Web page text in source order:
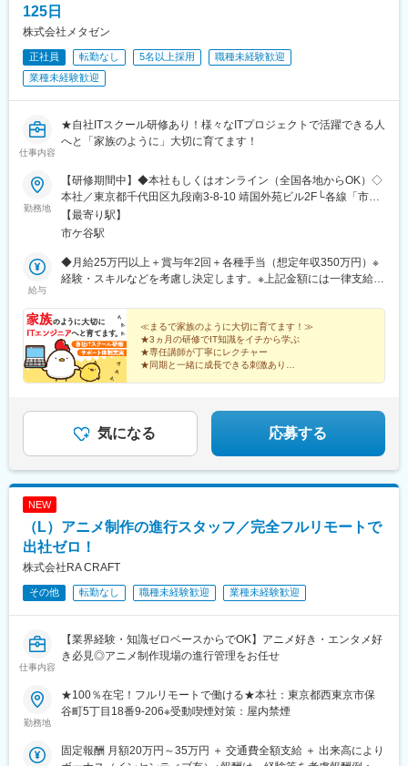
京都駅、三条駅(京都府)、烏丸駅、宇治駅(奈良線)、長岡京駅、名
古屋駅、名鉄名古屋駅、栄駅(愛知県)、伏見駅(愛知県)、久屋大通
駅、上前津駅、金山駅(愛知県)、千種駅、尾張一宮駅、東岡崎駅、
豊田市駅、豊橋駅、春日井駅(中央本線)、安城駅、博多駅、中洲川
端駅、天神駅、西鉄福岡駅、薬院駅、渡辺通駅、唐人町駅、千早
飯塚駅、西鉄二日市駅、さっぽろ駅、旭川駅、函館駅、苫小牧
駅、帯広駅、青森駅、弘前駅、八戸駅、五所川原駅、七戸十和田
本塩釜駅、古川駅、石巻駅、名取駅、秋田駅、横手駅、大曲駅(秋
田県)、西目駅、能代駅、山形駅、米沢駅、鶴岡駅、酒田駅、福島
駅(福島県)、会津若松駅、郡山駅(福島県)、いわき駅、水戸駅、つ
くば駅、土浦駅、古河駅、日立駅、宇都宮駅、小山駅、栃木駅、
足利駅、黒磯駅、高崎駅、中央前橋駅、伊勢崎駅、桐生駅、新潟
駅、長岡駅、高田駅(新潟県)、燕三条駅、加治駅、電鉄富山駅・エ
スタ前駅、高岡駅、魚津駅、庄川口駅、黒部駅、北鉄金沢駅、小
松駅、松任駅、加賀温泉駅、七尾駅、福井駅、敦賀駅、鯖江駅、
駅、長野駅、松本駅、上田駅、上諏訪駅、名鉄岐阜駅、大垣駅、
多治見駅、高山駅、新可児駅、静岡駅、浜松駅、沼津駅、三島
駅、富士駅、津駅、あすなろう四日市駅、伊勢市駅、桑名駅、松
阪駅、大津駅、彦根駅、草津駅(滋賀県)、長浜駅、近江八幡駅、神
戸三宮駅(阪神)、姫路駅、西宮北口駅、尼崎駅(阪神線)、明石駅、
駅、和歌山市駅、紀伊田辺駅、紀伊清水駅、鳥取駅、米子駅、倉
吉駅、境港駅、松江駅、電鉄出雲市駅、浜田駅、益田駅、安来
駅、岡山駅前駅、倉敷駅、津山駅、宇野駅、新見駅、広島駅、立
町駅、呉駅、尾道駅、下関駅、山口駅(山口県)、琴芝駅、徳山駅、
岩国駅、徳島駅、鳴門駅、阿南駅、鴨島駅、穴吹駅、高松駅(香川
前駅、神保町駅、馬喰町駅、末広町駅(東京都)、半蔵門駅、東京
駅、銀座駅、築地駅、新日本橋駅、永田町駅、乃木坂駅、霞ケ関
駅(東京都)、神谷町駅、内幸町駅、大門駅(東京都)、三田駅(東京
都)、都庁前駅、牛込神楽坂駅、四谷三丁目駅、西早稲田駅、新大
久保駅、後楽園駅、田原町駅(東京都)、御徒町駅、東日本橋駅、大
崎広小路駅、西小山駅、代官山駅、奥沢駅、京急蒲田駅、西太子
堂駅、二子新地駅、南新宿駅、南阿佐ケ谷駅、東池袋駅、赤羽岩
淵駅、日暮里駅、地下鉄成増駅、豊島園駅(都営線)、井の頭公園
駅、八王子駅、立川南駅、京王多摩センター駅、和泉多摩川駅、
みなとみらい駅、関内駅、京急川崎駅、新丸子駅、溝の口駅、石
葉駅、京成船橋駅、市川真間駅、野田市駅、大阪梅田駅(阪神線)、
東梅田駅、北新地駅、肥後橋駅、四ツ橋駅、なんば駅(地下鉄)、堺
宮之阪駅、京都市役所前駅、四条駅(京都市営)、宇治駅(京阪線)、
長岡天神駅、近鉄名古屋駅、栄町駅(愛知県)、丸の内駅(愛知県)、
125日
株式会社メタゼン
正社員 転勤なし 5名以上採用
職種未経験歓迎
業種未経験歓迎
仕事内容
★自社ITスクール研修あり！様々なITプロジェクトで活躍できる人
へと「家族のように」大切に育てます！
勤務地
【研修期間中】◆本社もしくはオンライン（全国各地からOK）◇
本社／東京都千代田区九段南3-8-10 靖国外苑ビル2F└各線「市ケ
谷駅」より徒歩5分└各線「九段下駅」より徒歩9分【研修終了
後】◆東京23区を中心とした全国各地のITプロジェクト先※勤務地
歩10分以内の駅チカオフィスです。※フルリモート・在宅勤務は
プロジェクトによって異なります。
【最寄り駅】
市ケ谷駅
給与
◆月給25万円以上＋賞与年2回＋各種手当（想定年収350万円）※
経験・スキルなどを考慮し決定します。※上記金額には一律支給の
り（期間中は月給23万円以上で、その他の待遇に変更なし）☆経
験がある方は、現職・前職給与を考慮します。☆明確な評価制度
あり。個人の頑張りに応じて評価します。【年収例】年収450万
円（経験2年入社）年収600万円（経験3年入社）年収750万円（経
験5年入社）
≪まるで家族のように大切に育てます！≫
★3ヵ月の研修でIT知識をイチから学ぶ
★専任講師が丁寧にレクチャー
★同期と一緒に成長できる刺激あり
気になる 応募する
NEW
（L）アニメ制作の進行スタッフ／完全フルリモートで
出社ゼロ！
株式会社RA CRAFT
その他 転勤なし 職種未経験歓迎 業種未経験歓迎
仕事内容
【業界経験・知識ゼロベースからでOK】アニメ好き・エンタメ好
き必見◎アニメ制作現場の進行管理をお任せ
勤務地
★100％在宅！フルリモートで働ける★本社：東京都西東京市保
谷町5丁目18番9-206※受動喫煙対策：屋内禁煙
固定報酬 月額20万円～35万円 ＋ 交通費全額支給 ＋ 出来高により